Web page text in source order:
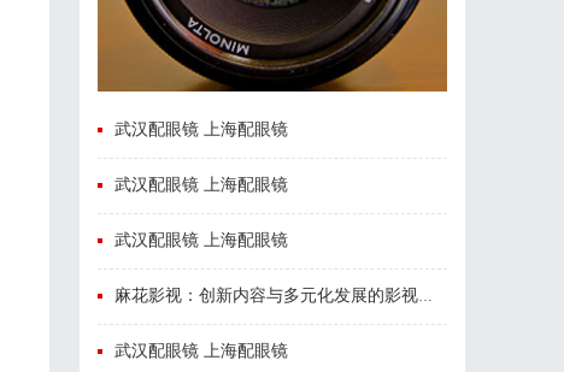
武汉配眼镜 上海配眼镜
武汉配眼镜 上海配眼镜
武汉配眼镜 上海配眼镜
麻花影视：创新内容与多元化发展的影视新势力
武汉配眼镜 上海配眼镜